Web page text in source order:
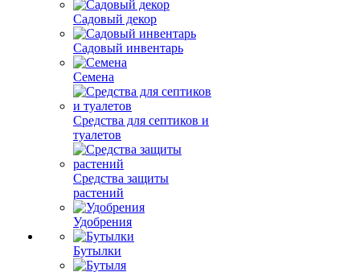
Садовый декор
Садовый инвентарь
Семена
Средства для септиков и
туалетов
Средства защиты
растений
Удобрения
Бутылки